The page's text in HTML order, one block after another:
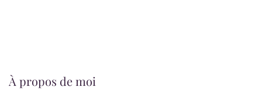
À propos de moi